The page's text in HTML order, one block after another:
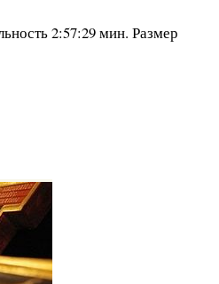
2:57:29 мин. Размер